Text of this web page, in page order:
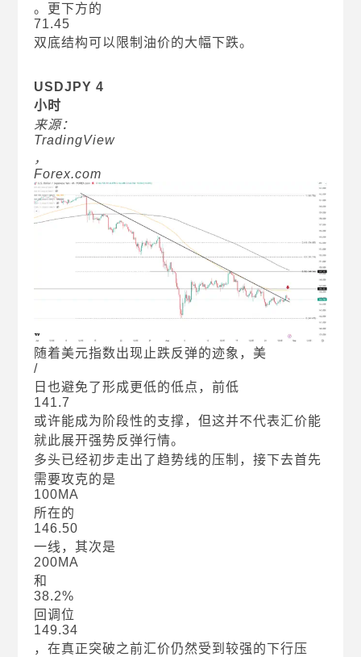
。更下方的
71.45
双底结构可以限制油价的大幅下跌。
USDJPY 4
小时
来源：
TradingView
，
Forex.com
随着美元指数出现止跌反弹的迹象，美
/
日也避免了形成更低的低点，前低
141.7
或许能成为阶段性的支撑，但这并不代表汇价能
就此展开强势反弹行情。
多头已经初步走出了趋势线的压制，接下去首先
需要攻克的是
100MA
所在的
146.50
一线，其次是
200MA
和
38.2%
回调位
149.34
，在真正突破之前汇价仍然受到较强的下行压